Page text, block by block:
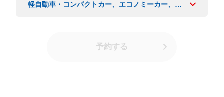
軽自動車・コンパクトカー、エコノミーカー、ワゴン、バン
予約する